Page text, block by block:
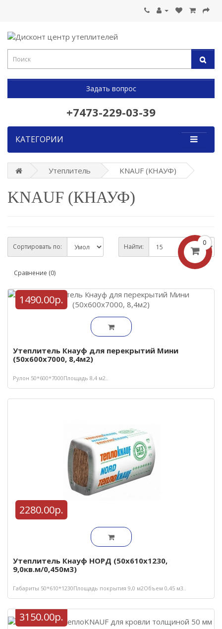
0
Задать вопрос
+7473-229-03-39
КАТЕГОРИИ
Утеплитель KNAUF (КНАУФ)
KNAUF (КНАУФ)
Сортировать по: Найти:
Сравнение (0)
1490.00р.
Утеплитель Кнауф для перекрытий Мини
(50х600х7000, 8,4м2)
Рулон 50*600*7000Площадь 8,4 м2..
2280.00р.
Утеплитель Кнауф НОРД (50х610х1230,
9,0кв.м/0,450м3)
Габариты 50*610*1230Площадь покрытия 9,0 м2Объем 0,45 м3..
3150.00р.